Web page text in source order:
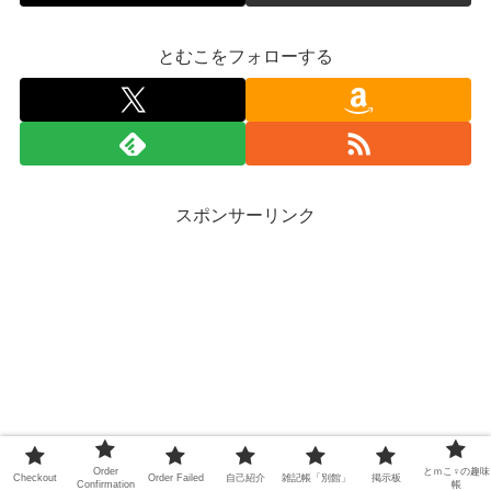
とむこをフォローする
スポンサーリンク
Checkout
Order
Confirmation
Order Failed 自己紹介 雑記帳「別館」 掲示板
とｍこ♀の趣味
帳